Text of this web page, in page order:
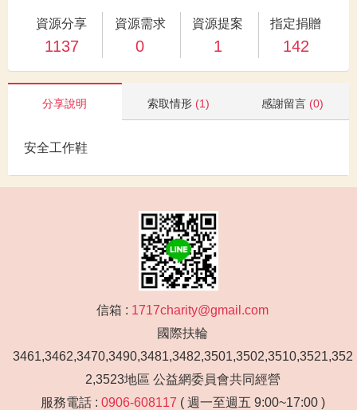
資源分享
1137
資源需求
0
資源提案
1
指定捐贈
142
分享說明 索取情形 (1) 感謝留言 (0)
安全工作鞋
信箱 : 1717charity@gmail.com
國際扶輪
3461,3462,3470,3490,3481,3482,3501,3502,3510,3521,352
2,3523地區 公益網委員會共同經營
服務電話 : 0906-608117 ( 週一至週五 9:00~17:00 )